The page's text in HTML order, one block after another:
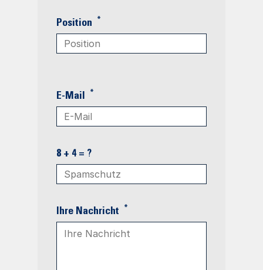
Position *
E-Mail *
8 + 4 = ?
Ihre Nachricht *